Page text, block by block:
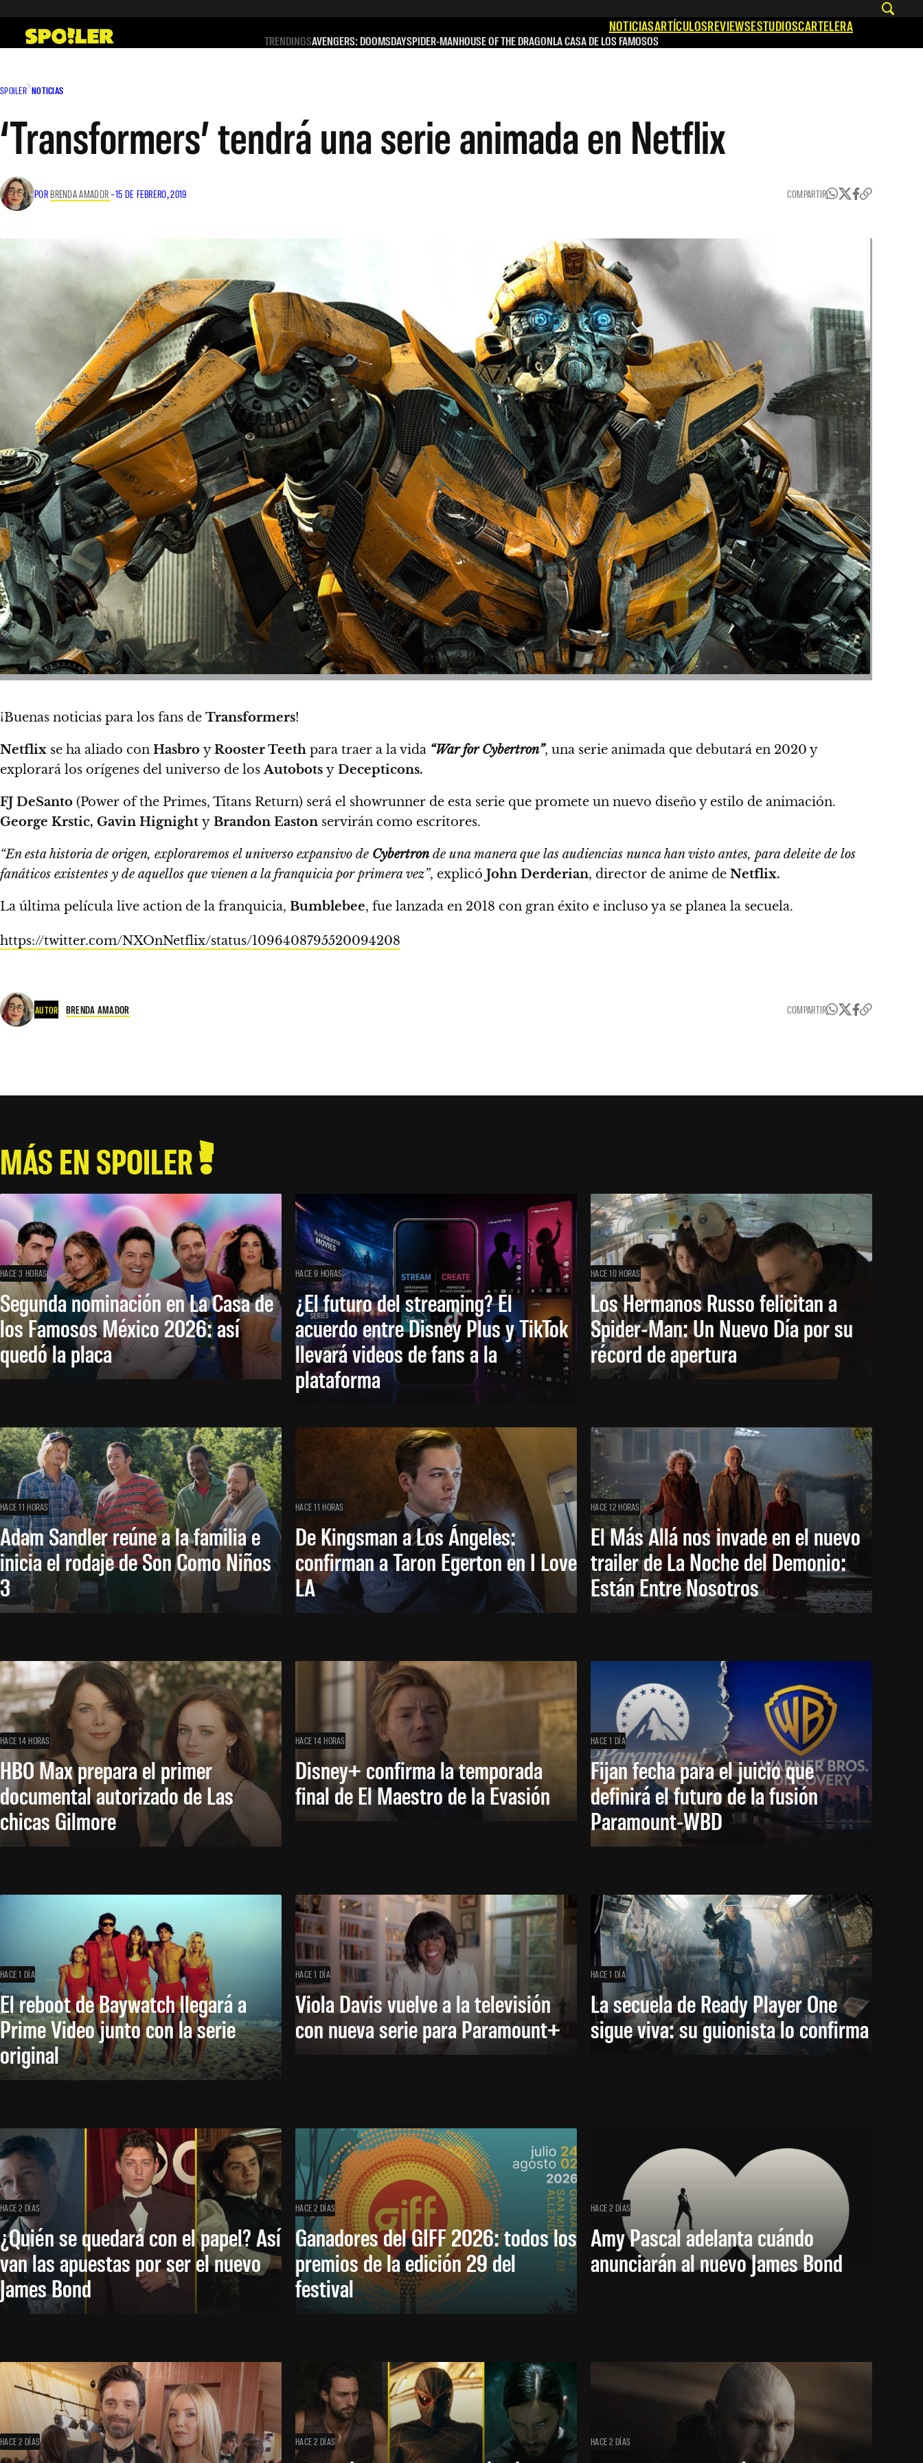
contenido
NOTICIASARTÍCULOSREVIEWSESTUDIOSCARTELERA
TRENDINGSAVENGERS: DOOMSDAYSPIDER-MANHOUSE OF THE DRAGONLA CASA DE LOS FAMOSOS
SPOILER NOTICIAS
‘Transformers’ tendrá una serie animada en Netflix
POR BRENDA AMADOR–15 DE FEBRERO, 2019 COMPARTIR
¡Buenas noticias para los fans de Transformers!
Netflix se ha aliado con Hasbro yRooster Teeth para traer a la vida “War for Cybertron”, una serie animada que debutará en 2020 y
explorará los orígenes del universo de losAutobots y Decepticons.
FJ DeSanto (Power of the Primes, Titans Return) será el showrunner de esta serie que promete un nuevo diseño y estilo de animación.
George Krstic, Gavin Hignight y Brandon Easton servirán como escritores.
“En esta historia de origen, exploraremos el universo expansivo de Cybertronde una manera que las audiencias nunca han visto antes, para deleite de los
fanáticos existentes y de aquellos que vienen a la franquicia por primera vez”, explicó John Derderian, director de anime de Netflix.
La última película live action de la franquicia, Bumblebee, fue lanzada en 2018 con gran éxito e incluso ya se planea la secuela.
https://twitter.com/NXOnNetflix/status/1096408795520094208
AUTOR BRENDA AMADOR COMPARTIR
MÁS EN SPOILER
HACE 3 HORAS
Segunda nominación en La Casa de
los Famosos México 2026: así
quedó la placa
HACE 9 HORAS
¿El futuro del streaming? El
acuerdo entre Disney Plus y TikTok
llevará videos de fans a la
plataforma
HACE 10 HORAS
Los Hermanos Russo felicitan a
Spider-Man: Un Nuevo Día por su
récord de apertura
HACE 11 HORAS
Adam Sandler reúne a la familia e
inicia el rodaje de Son Como Niños
3
HACE 11 HORAS
De Kingsman a Los Ángeles:
confirman a Taron Egerton en I Love
LA
HACE 12 HORAS
El Más Allá nos invade en el nuevo
trailer de La Noche del Demonio:
Están Entre Nosotros
HACE 14 HORAS
HBO Max prepara el primer
documental autorizado de Las
chicas Gilmore
HACE 14 HORAS
Disney+ confirma la temporada
final de El Maestro de la Evasión
HACE 1 DÍA
Fijan fecha para el juicio que
definirá el futuro de la fusión
Paramount-WBD
HACE 1 DÍA
El reboot de Baywatch llegará a
Prime Video junto con la serie
original
HACE 1 DÍA
Viola Davis vuelve a la televisión
con nueva serie para Paramount+
HACE 1 DÍA
La secuela de Ready Player One
sigue viva: su guionista lo confirma
HACE 2 DÍAS
¿Quién se quedará con el papel? Así
van las apuestas por ser el nuevo
James Bond
HACE 2 DÍAS
Ganadores del GIFF 2026: todos los
premios de la edición 29 del
festival
HACE 2 DÍAS
Amy Pascal adelanta cuándo
anunciarán al nuevo James Bond
HACE 2 DÍAS HACE 2 DÍAS HACE 2 DÍAS